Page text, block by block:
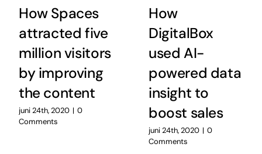
How Spaces
attracted five
million visitors
by improving
the content
juni 24th, 2020 | 0
Comments
How
DigitalBox
used AI-
powered data
insight to
boost sales
juni 24th, 2020 | 0
Comments